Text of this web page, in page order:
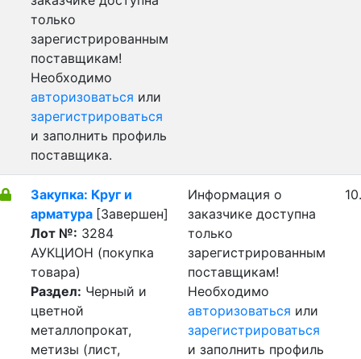
только
зарегистрированным
поставщикам!
Необходимо
авторизоваться или
зарегистрироваться
и заполнить профиль
поставщика.
Закупка: Круг и
арматура [Завершен]
Лот №: 3284
АУКЦИОН (покупка
товара)
Раздел: Черный и
цветной
металлопрокат,
метизы (лист,
Информация о
заказчике доступна
только
зарегистрированным
поставщикам!
Необходимо
авторизоваться или
зарегистрироваться
и заполнить профиль